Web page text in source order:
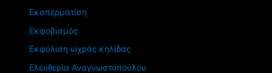
Εκσπερμάτιση
Εκφοβισμός
Εκφύλιση ωχράς κηλίδας
Ελευθερία Αναγνωστοπούλου